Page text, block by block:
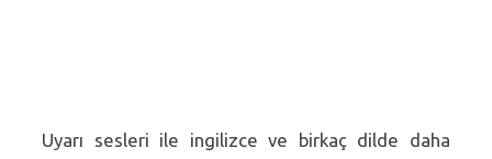
Uyarı sesleri ile ingilizce ve birkaç dilde daha